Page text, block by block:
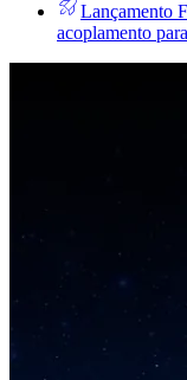
Lançamento
acoplamento